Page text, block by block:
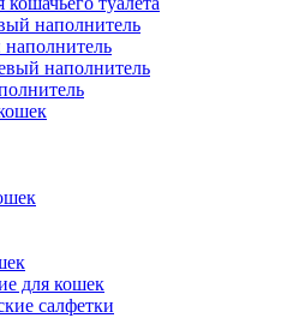
наполнитель
наполнитель
для кошек
салфетки